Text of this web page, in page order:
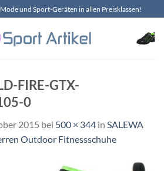
und Sport-Geräten in allen Preisklassen!
FIRE-GTX-
0
2015 bei 500 × 344 in SALEWA
Outdoor Fitnessschuhe